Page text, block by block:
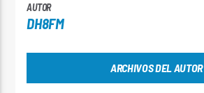
AUTOR
DH8FM
ARCHIVOS DEL AUTOR